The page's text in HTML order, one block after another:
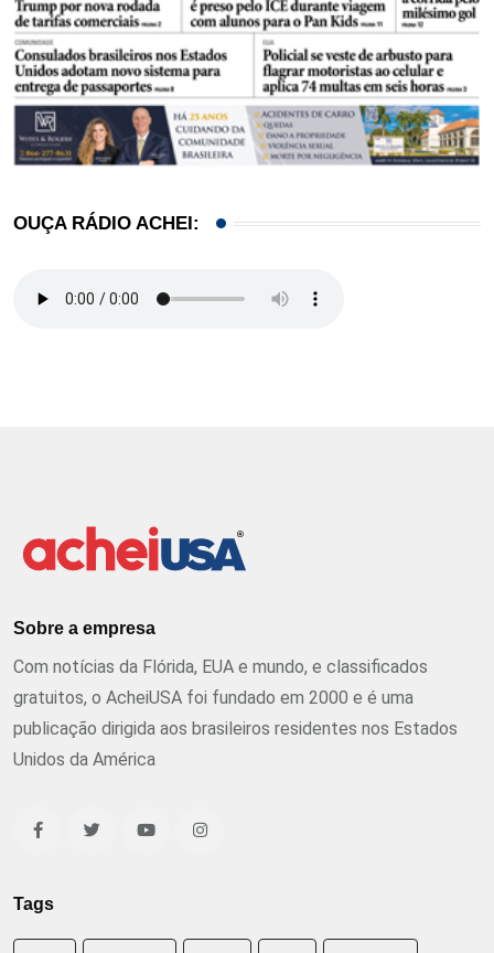
OUÇA RÁDIO ACHEI:
Sobre a empresa
Com notícias da Flórida, EUA e mundo, e classificados
gratuitos, o AcheiUSA foi fundado em 2000 e é uma
publicação dirigida aos brasileiros residentes nos Estados
Unidos da América
Tags